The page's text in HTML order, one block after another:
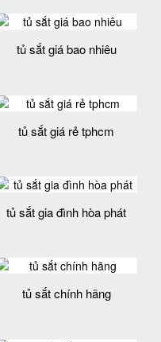
tủ sắt giá bao nhiêu
tủ sắt giá rẻ tphcm
tủ sắt gia đình hòa phát
tủ sắt chính hãng